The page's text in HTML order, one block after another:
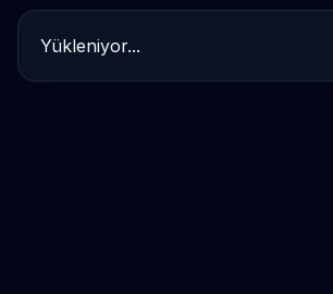
Yükleniyor...